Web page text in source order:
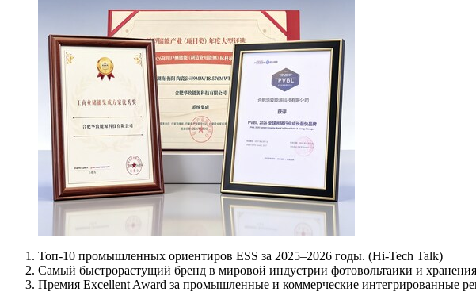
Топ-10 промышленных ориентиров ESS за 2025–2026 годы. (Hi-Tech Talk)
Самый быстрорастущий бренд в мировой индустрии фотовольтаики и
Премия Excellent Award за промышленные и коммерческие интегрированные